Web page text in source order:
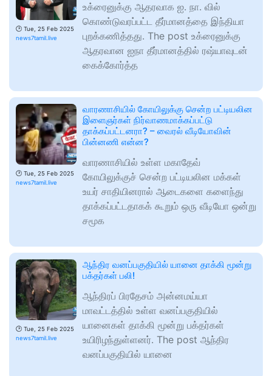
🕑 Tue, 25 Feb 2025
news7tamil.live
உக்ரைனுக்கு ஆதரவாக ஐ. நா. வில்
கொண்டுவரப்பட்ட தீர்மானத்தை இந்தியா
புறக்கணித்தது. The post உக்ரைனுக்கு
ஆதரவான ஐநா தீர்மானத்தில் ரஷ்யாவுடன்
கைக்கோர்த்த
🕑 Tue, 25 Feb 2025
news7tamil.live
வாரணாசியில் கோயிலுக்கு சென்ற பட்டியலின
இளைஞர்கள் நிர்வாணமாக்கப்பட்டு
தாக்கப்பட்டனரா? – வைரல் வீடியோவின்
பின்னணி என்ன?
வாரணாசியில் உள்ள மகாதேவ்
கோயிலுக்குச் சென்ற பட்டியலின மக்கள்
உயர் சாதியினரால் ஆடைகளை களைந்து
தாக்கப்பட்டதாகக் கூறும் ஒரு வீடியோ ஒன்று
சமூக
🕑 Tue, 25 Feb 2025
news7tamil.live
ஆந்திர வனப்பகுதியில் யானை தாக்கி மூன்று
பக்தர்கள் பலி!
ஆந்திரப் பிரதேசம் அன்னமய்யா
மாவட்டத்தில் உள்ள வனப்பகுதியில்
யானைகள் தாக்கி மூன்று பக்தர்கள்
உயிரிழந்துள்ளனர். The post ஆந்திர
வனப்பகுதியில் யானை